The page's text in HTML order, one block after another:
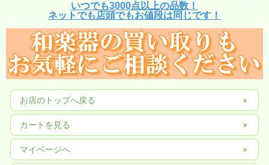
いつでも3000点以上の品数！
ネットでも店頭でもお値段は同じです！
お店のトップへ戻る
カートを見る
マイページへ